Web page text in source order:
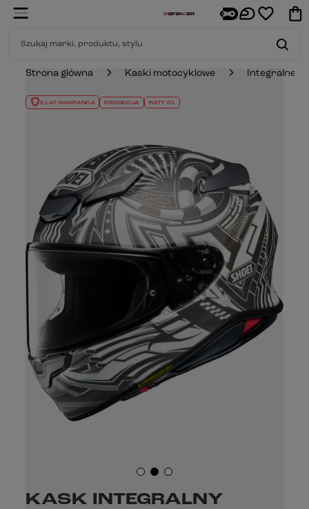
Strona główna Kaski motocyklowe Integralne
5 LAT GWARANCJI PROMOCJA RATY 0%
KASK INTEGRALNY